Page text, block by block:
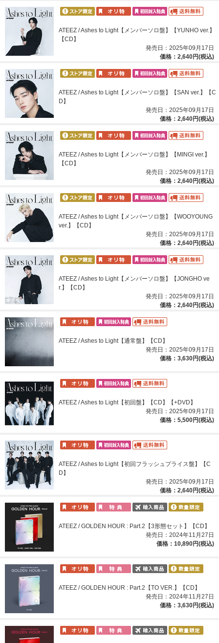
ATEEZ / Ashes to Light【メンバーソロ盤】【YUNHO ver.】
【CD】
発売日：2025年09月17日
価格：2,640円(税込)
ATEEZ / Ashes to Light【メンバーソロ盤】【SAN ver.】【C
D】
発売日：2025年09月17日
価格：2,640円(税込)
ATEEZ / Ashes to Light【メンバーソロ盤】【MINGI ver.】
【CD】
発売日：2025年09月17日
価格：2,640円(税込)
ATEEZ / Ashes to Light【メンバーソロ盤】【WOOYOUNG
ver.】【CD】
発売日：2025年09月17日
価格：2,640円(税込)
ATEEZ / Ashes to Light【メンバーソロ盤】【JONGHO ve
r.】【CD】
発売日：2025年09月17日
価格：2,640円(税込)
ATEEZ / Ashes to Light【通常盤】【CD】
発売日：2025年09月17日
価格：3,630円(税込)
ATEEZ / Ashes to Light【初回盤】【CD】【+DVD】
発売日：2025年09月17日
価格：5,500円(税込)
ATEEZ / Ashes to Light【初回フラッシュプライス盤】【C
D】
発売日：2025年09月17日
価格：2,640円(税込)
ATEEZ / GOLDEN HOUR : Part.2【3形態セット】【CD】
発売日：2024年11月27日
価格：10,890円(税込)
ATEEZ / GOLDEN HOUR : Part.2【TO VER.】【CD】
発売日：2024年11月27日
価格：3,630円(税込)